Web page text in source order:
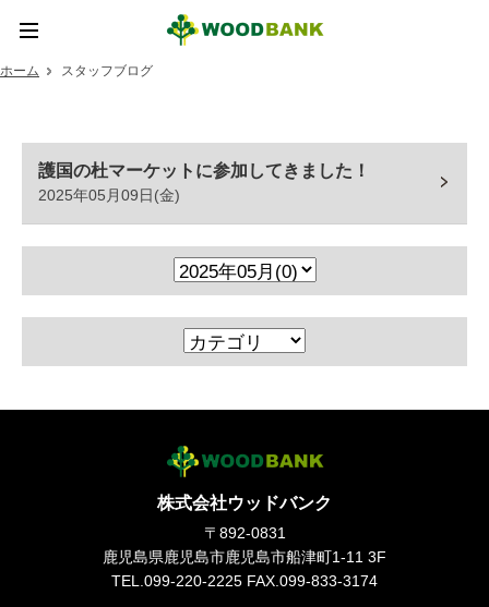
新着情報
ウッドバンクデザイン
SDGsの取り組み
お問い合わせ
スタッフブログ
個人情報保護方針
ホーム スタッフブログ
護国の杜マーケットに参加してきました！
2025年05月09日(金)
株式会社ウッドバンク
〒892-0831
鹿児島県鹿児島市鹿児島市船津町1-11 3F
TEL.099-220-2225 FAX.099-833-3174